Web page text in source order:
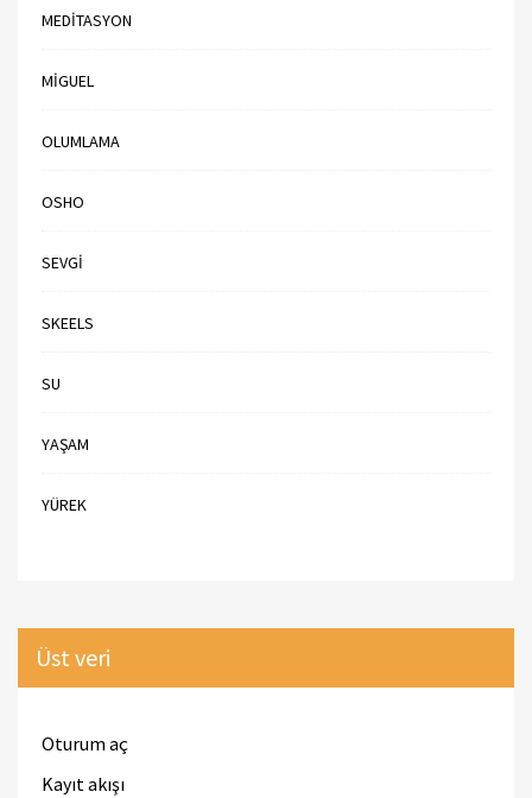
MEDITASYON
MIGUEL
OLUMLAMA
OSHO
SEVGI
SKEELS
SU
YAŞAM
YÜREK
Üst veri
Oturum aç
Kayıt akışı